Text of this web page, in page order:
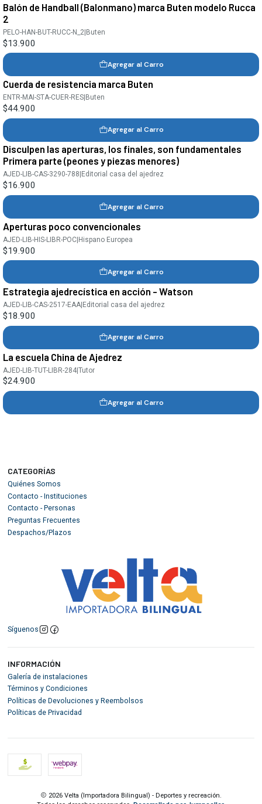
Balón de Handball (Balonmano) marca Buten modelo Rucca
2
PELO-HAN-BUT-RUCC-N_2|Buten
$13.900
Agregar al Carro
Cuerda de resistencia marca Buten
ENTR-MAI-STA-CUER-RES Buten
$44.900
Agregar al Carro
Disculpen las aperturas, los finales, son fundamentales
Primera parte (peones y piezas menores)
AJED-LIB-CAS-3290-788 Editorial casa del ajedrez
$16.900
Agregar al Carro
Aperturas poco convencionales
AJED-LIB-HIS-LIBR-POC|Hispano Europea
$19.900
Agregar al Carro
Estrategia ajedrecística en acción - Watson
AJED-LIB-CAS-2517-EAA Editorial casa del ajedrez
$18.900
Agregar al Carro
La escuela China de Ajedrez
AJED-LIB-TUT-LIBR-284|Tutor
$24.900
Agregar al Carro
CATEGORÍAS
Quiénes Somos
Contacto - Instituciones
Contacto - Personas
Preguntas Frecuentes
Despachos/Plazos
Síguenos
INFORMACIÓN
Galería de instalaciones
Términos y Condiciones
Políticas de Devoluciones y Reembolsos
Políticas de Privacidad
2026 Velta (Importadora Bilingual) - Deportes y recreación.